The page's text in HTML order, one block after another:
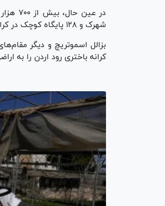
شهرک و ۱۲۸ پایگاه کوچک در کرانه باختری و قدس شرقی اشغالی زندگی می‌کنند.
بزالل اسموتریچ و دیگر
کرانه باختری رود اردن را به